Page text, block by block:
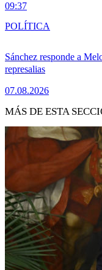
09:37
Sánchez responde a
represalias
07.08.2026
POLÍTICA
MÁS DE ESTA